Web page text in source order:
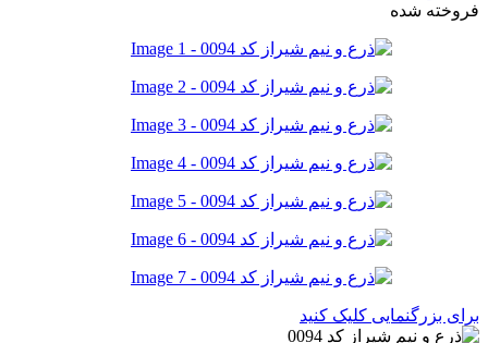
فروخته شده
برای بزرگنمایی کلیک کنید